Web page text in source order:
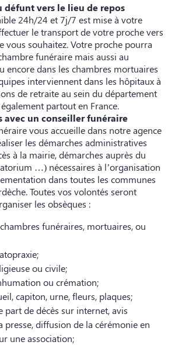
défunt vers le lieu de repos
24h/24 et 7j/7 est mise à votre
le transport de votre proche vers
vous souhaitez. Votre proche pourra
funéraire mais aussi au
encore dans les chambres mortuaires
interviennent dans les hôpitaux à
de retraite au sein du département
partout en France.
avec un conseiller funéraire
vous accueille dans notre agence
les démarches administratives
à la mairie, démarches auprès du
…) nécessaires à l’organisation
dans toutes les communes
Toutes vos volontés seront
les obsèques :
funéraires, mortuaires, ou
ou civile;
ou crémation;
capiton, urne, fleurs, plaques;
part de décès sur internet, avis
presse, diffusion de la cérémonie en
une association;